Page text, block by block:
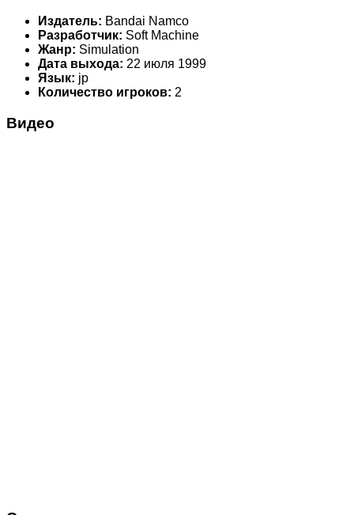
Издатель: Bandai Namco
Разработчик: Soft Machine
Жанр: Simulation
Дата выхода: 22 июля 1999
Язык: jp
Количество игроков: 2
Видео